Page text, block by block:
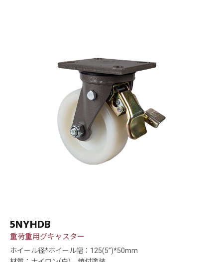
5NYHDB
重荷重用グキャスター
ホイール径*ホイール幅：125(5”)*50mm